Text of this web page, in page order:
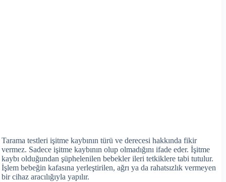
Tarama testleri işitme kaybının türü ve derecesi hakkında fikir
vermez. Sadece işitme kaybının olup olmadığını ifade eder. İşitme
kaybı olduğundan şüphelenilen bebekler ileri tetkiklere tabi tutulur.
İşlem bebeğin kafasına yerleştirilen, ağrı ya da rahatsızlık vermeyen
bir cihaz aracılığıyla yapılır.